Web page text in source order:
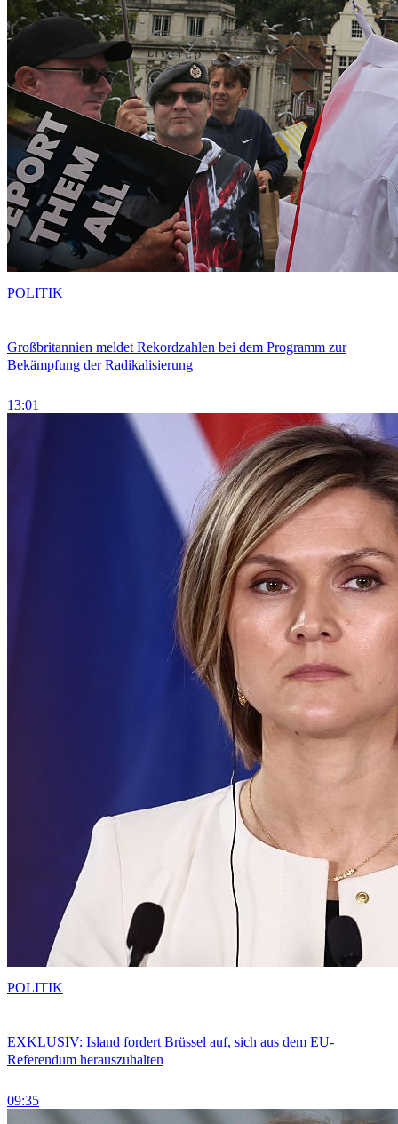
Großbritannien meldet Rekordzahlen bei dem Programm zur
Bekämpfung der Radikalisierung
13:01
POLITIK
EXKLUSIV: Island fordert Brüssel auf, sich aus dem EU-
Referendum herauszuhalten
09:35
POLITIK